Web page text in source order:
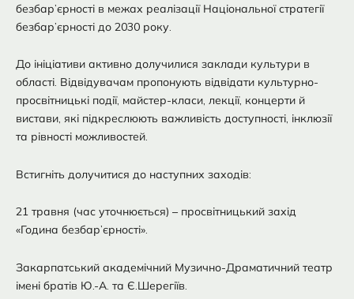
безбар’єрності в межах реалізації Національної стратегії
безбар’єрності до 2030 року.
До ініціативи активно долучилися заклади культури в
області. Відвідувачам пропонують відвідати культурно-
просвітницькі події, майстер-класи, лекції, концерти й
вистави, які підкреслюють важливість доступності, інклюзії
та рівності можливостей.
Встигніть долучитися до наступних заходів:
21 травня (час уточнюється) – просвітницький захід
«Година безбар’єрності».
Закарпатський академічний Музично-Драматичний театр
імені братів Ю.-А. та Є.Шерегіїв.